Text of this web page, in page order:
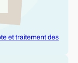
et traitement des